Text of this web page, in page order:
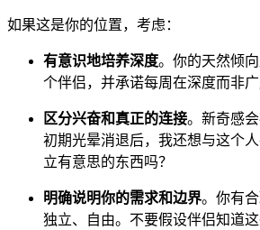
如果这是你的位置，考虑：
有意识地培养深度。你的天然倾
个伴侣，并承诺每周在深度而非广
区分兴奋和真正的连接。新奇感
初期光晕消退后，我还想与这个
立有意思的东西吗？
明确说明你的需求和边界。你有
独立、自由。不要假设伴侣知道